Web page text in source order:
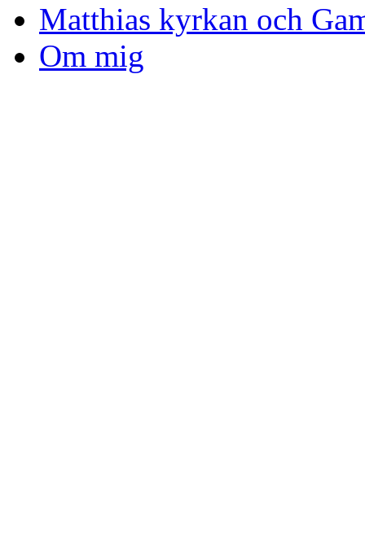
Matthias kyrkan och
Om mig